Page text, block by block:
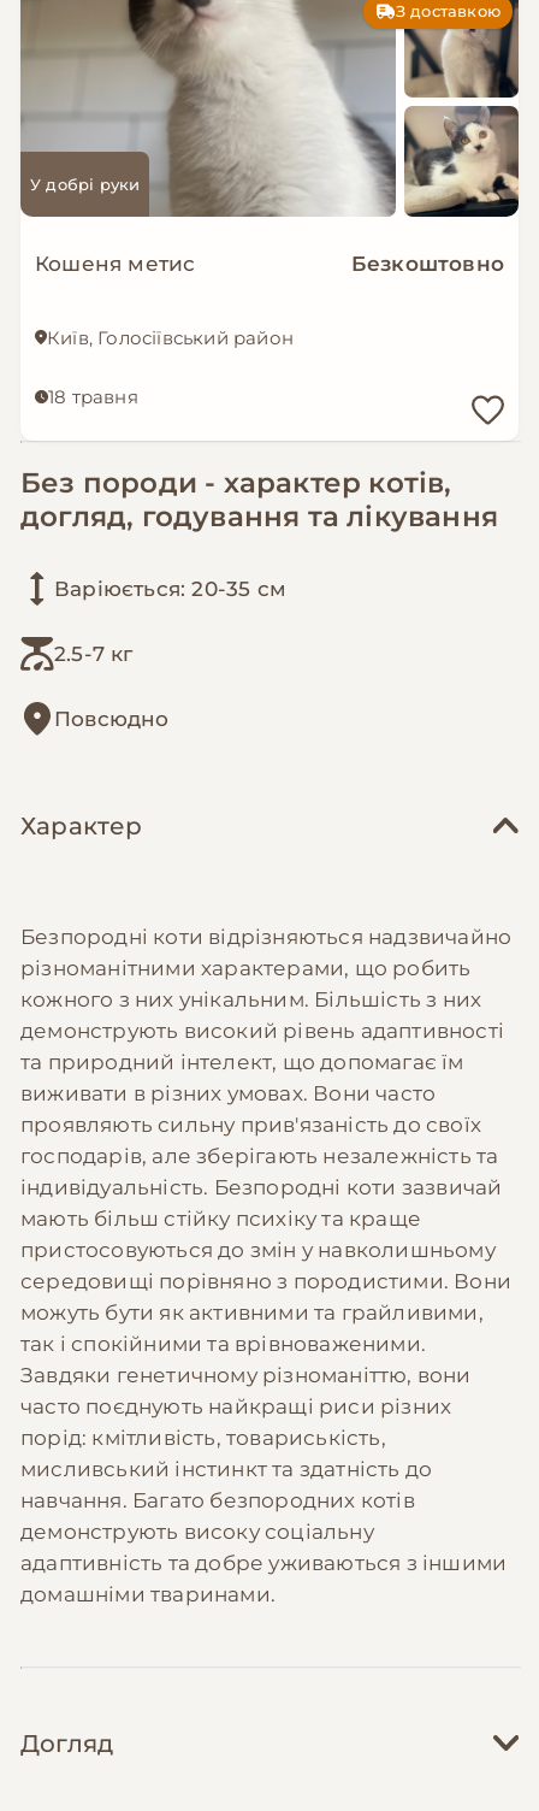
З доставкою
У добрі руки
Кошеня метис Безкоштовно
Київ, Голосіївський район
18 травня
Без породи - характер котів,
догляд, годування та лікування
Варіюється: 20-35 см
2.5-7 кг
Повсюдно
Характер
Безпородні коти відрізняються надзвичайно
різноманітними характерами, що робить
кожного з них унікальним. Більшість з них
демонструють високий рівень адаптивності
та природний інтелект, що допомагає їм
виживати в різних умовах. Вони часто
проявляють сильну прив'язаність до своїх
господарів, але зберігають незалежність та
індивідуальність. Безпородні коти зазвичай
мають більш стійку психіку та краще
пристосовуються до змін у навколишньому
середовищі порівняно з породистими. Вони
можуть бути як активними та грайливими,
так і спокійними та врівноваженими.
Завдяки генетичному різноманіттю, вони
часто поєднують найкращі риси різних
порід: кмітливість, товариськість,
мисливський інстинкт та здатність до
навчання. Багато безпородних котів
демонструють високу соціальну
адаптивність та добре уживаються з іншими
домашніми тваринами.
Догляд